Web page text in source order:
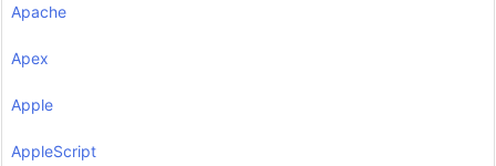
Apache
Apex
Apple
AppleScript